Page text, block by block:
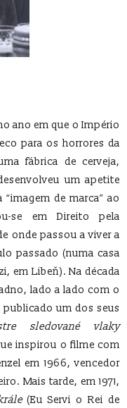
ano em que o Império
para os horrores da
fábrica de cerveja,
um apetite
de marca” ao
se em Direito pela
onde passou a viver a
passado (numa casa
em Libeň). Na década
lado a lado com o
publicado um dos seus
sledované vlaky
inspirou o filme com
em 1966, vencedor
Mais tarde, em 1971,
(Eu Servi o Rei de